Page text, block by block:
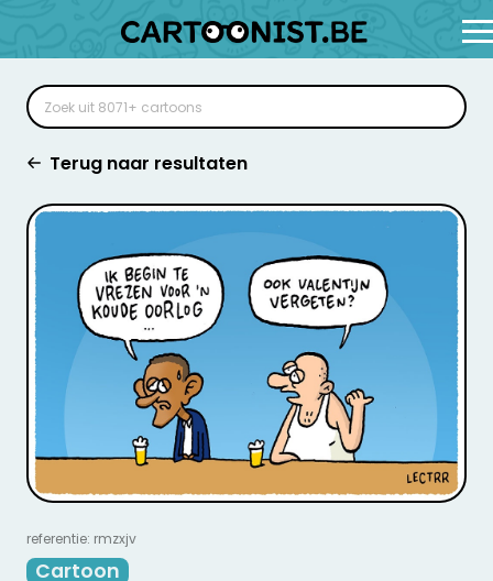
Terug naar resultaten
referentie: rmzxjv
Cartoon